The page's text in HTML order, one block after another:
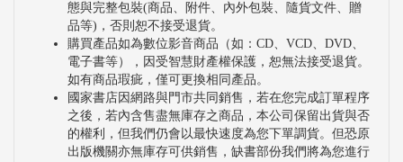
態與完整包裝(商品、附件、內外包裝、隨貨文件、贈
品等)，否則恕不接受退貨。
購買產品如為數位影音商品（如：CD、VCD、DVD、
電子書等），因受智慧財產權保護，恕無法接受退貨。
如有商品瑕疵，僅可更換相同產品。
國家書店因網路與門市共同銷售，若在您完成訂單程序
之後，若內含售盡無庫存之商品，本公司保留出貨與否
的權利，但我們仍會以最快速度為您下單調貨。但恐原
出版機關亦無庫存可供銷售，缺書部份我們將為您進行